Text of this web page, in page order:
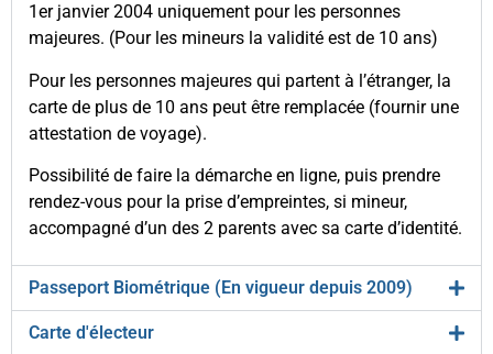
1er janvier 2004 uniquement pour les personnes
majeures. (Pour les mineurs la validité est de 10 ans)
Pour les personnes majeures qui partent à l’étranger, la
carte de plus de 10 ans peut être remplacée (fournir une
attestation de voyage).
Possibilité de faire la démarche en ligne, puis prendre
rendez-vous pour la prise d’empreintes, si mineur,
accompagné d’un des 2 parents avec sa carte d’identité.
Passeport Biométrique (En vigueur depuis 2009)
Carte d'électeur